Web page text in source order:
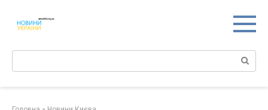
контенту
Поиск: